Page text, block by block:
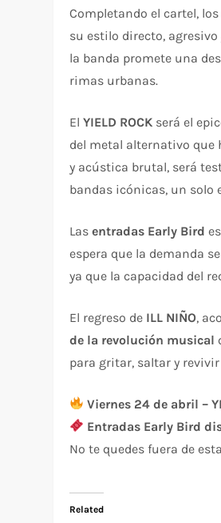
Completando el cartel, los
su estilo directo,
la banda promete una
rimas urbanas.
ElYIELD ROCK será el
del metal alternativo que
y acústica brutal, será
bandas icónicas, un solo
Lasentradas Early Bird
espera que la demanda
ya que la capacidad del
El regreso de ILL NIÑO,
de la revolución musical
para gritar, saltar y
Viernes 24 de abril –
Entradas Early Bird
No te quedes fuera de esta
Related